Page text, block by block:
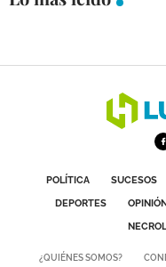
POLÍTICA SUCESOS
DEPORTES
¿QUIÉNES SOMOS?